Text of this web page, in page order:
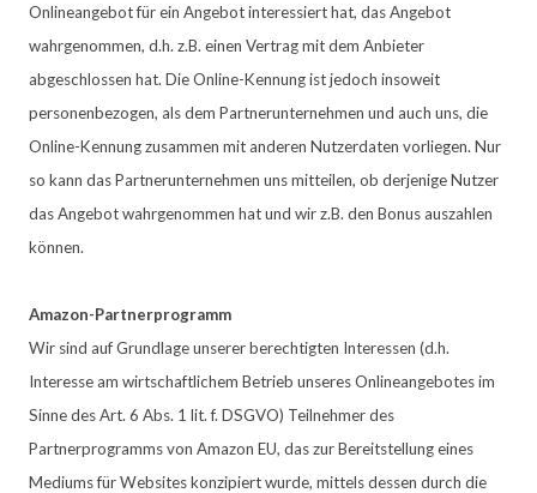
Onlineangebot für ein Angebot interessiert hat, das Angebot
wahrgenommen, d.h. z.B. einen Vertrag mit dem Anbieter
abgeschlossen hat. Die Online-Kennung ist jedoch insoweit
personenbezogen, als dem Partnerunternehmen und auch uns, die
Online-Kennung zusammen mit anderen Nutzerdaten vorliegen. Nur
so kann das Partnerunternehmen uns mitteilen, ob derjenige Nutzer
das Angebot wahrgenommen hat und wir z.B. den Bonus auszahlen
können.
Amazon-Partnerprogramm
Wir sind auf Grundlage unserer berechtigten Interessen (d.h.
Interesse am wirtschaftlichem Betrieb unseres Onlineangebotes im
Sinne des Art. 6 Abs. 1 lit. f. DSGVO) Teilnehmer des
Partnerprogramms von Amazon EU, das zur Bereitstellung eines
Mediums für Websites konzipiert wurde, mittels dessen durch die